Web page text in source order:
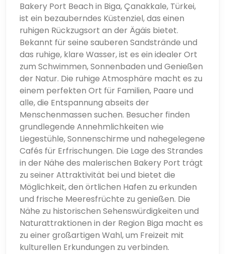
Bakery Port Beach in Biga, Çanakkale, Türkei,
ist ein bezauberndes Küstenziel, das einen
ruhigen Rückzugsort an der Ägäis bietet.
Bekannt für seine sauberen Sandstrände und
das ruhige, klare Wasser, ist es ein idealer Ort
zum Schwimmen, Sonnenbaden und Genießen
der Natur. Die ruhige Atmosphäre macht es zu
einem perfekten Ort für Familien, Paare und
alle, die Entspannung abseits der
Menschenmassen suchen. Besucher finden
grundlegende Annehmlichkeiten wie
Liegestühle, Sonnenschirme und nahegelegene
Cafés für Erfrischungen. Die Lage des Strandes
in der Nähe des malerischen Bakery Port trägt
zu seiner Attraktivität bei und bietet die
Möglichkeit, den örtlichen Hafen zu erkunden
und frische Meeresfrüchte zu genießen. Die
Nähe zu historischen Sehenswürdigkeiten und
Naturattraktionen in der Region Biga macht es
zu einer großartigen Wahl, um Freizeit mit
kulturellen Erkundungen zu verbinden.